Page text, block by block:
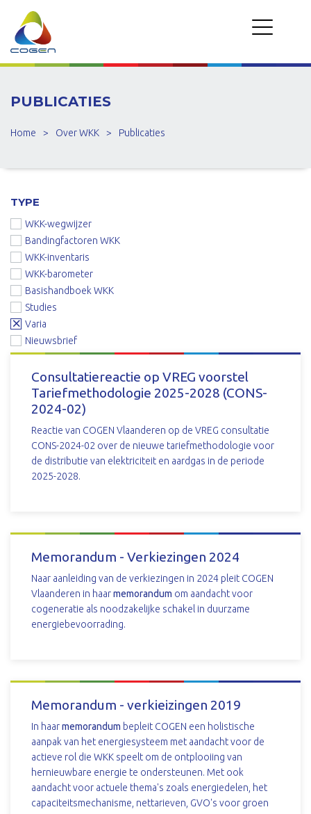
PUBLICATIES
Home > Over WKK > Publicaties
TYPE
WKK-wegwijzer
Bandingfactoren WKK
WKK-inventaris
WKK-barometer
Basishandboek WKK
Studies
Varia
Nieuwsbrief
Consultatiereactie op VREG voorstel
Tariefmethodologie 2025-2028 (CONS-
2024-02)
Reactie van COGEN Vlaanderen op de VREG consultatie
CONS-2024-02 over de nieuwe tariefmethodologie voor
de distributie van elektriciteit en aardgas in de periode
2025-2028.
DOWNLOAD
Memorandum - Verkiezingen 2024
Naar aanleiding van de verkiezingen in 2024 pleit COGEN
Vlaanderen in haarmemorandum om aandacht voor
cogeneratie als noodzakelijke schakel in duurzame
energiebevoorrading.
DOWNLOAD
Memorandum - verkieizingen 2019
In haarmemorandum bepleit COGEN een holistische
aanpak van het energiesysteem met aandacht voor de
actieve rol die WKK speelt om de ontplooiing van
hernieuwbare energie te ondersteunen. Met ook
aandacht voor actuele thema's zoals energiedelen, het
capaciteitsmechanisme, nettarieven, GVO's voor groen